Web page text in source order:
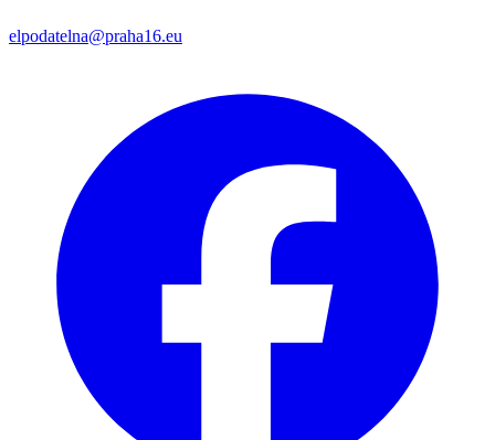
elpodatelna@praha16.eu